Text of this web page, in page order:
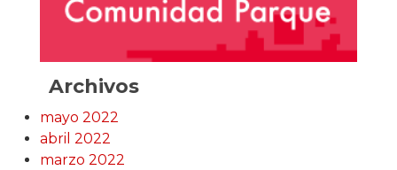
Archivos
mayo 2022
abril 2022
marzo 2022